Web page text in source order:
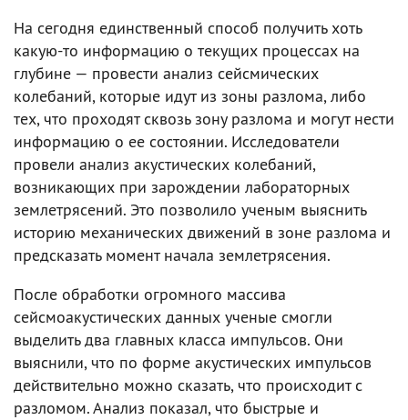
На сегодня единственный способ получить хоть
какую-то информацию о текущих процессах на
глубине — провести анализ сейсмических
колебаний, которые идут из зоны разлома, либо
тех, что проходят сквозь зону разлома и могут нести
информацию о ее состоянии. Исследователи
провели анализ акустических колебаний,
возникающих при зарождении лабораторных
землетрясений. Это позволило ученым выяснить
историю механических движений в зоне разлома и
предсказать момент начала землетрясения.
После обработки огромного массива
сейсмоакустических данных ученые смогли
выделить два главных класса импульсов. Они
выяснили, что по форме акустических импульсов
действительно можно сказать, что происходит с
разломом. Анализ показал, что быстрые и